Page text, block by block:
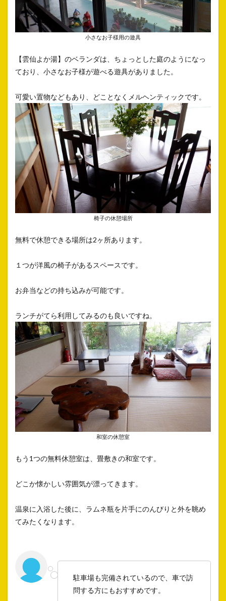
小さなお子様用の遊具
【雲仙よか湯】のベランダは、ちょっとした庭のようになっ
ており、小さなお子様が遊べる遊具がありました。
可愛い置物などもあり、どことなくメルヘンティックです。
椅子の休憩場所
無料で休憩できる場所は2ヶ所あります。
１つが洋風の椅子があるスペースです。
お弁当などの持ち込みが可能です。
ランチがてら利用してみるのも良いですね。
和室の休憩室
もう1つの無料休憩室は、畳敷きの和室です。
どこか懐かしい雰囲気が漂ってきます。
温泉に入浴した後に、ラムネ瓶を片手にのんびりと外を眺め
てみたくなります。
駐車場も完備されているので、車で訪
問する方にもおすすめです。